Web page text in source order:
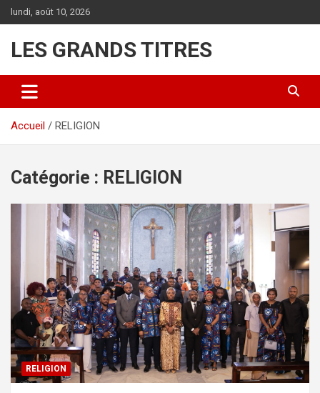
Aller
au
lundi, août 10, 2026
LES GRANDS TITRES
Accueil RELIGION
Catégorie : RELIGION
RELIGION